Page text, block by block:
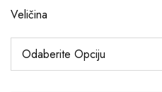
Veličina